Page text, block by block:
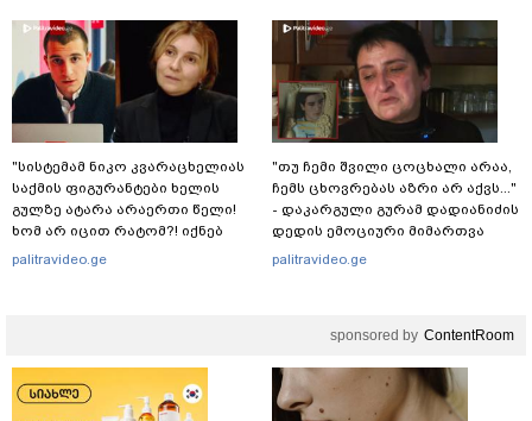
"სისტემამ ნიკო კვარაცხელიას
საქმის ფიგურანტები ხელის
გულზე ატარა არაერთი წელი!
ხომ არ იცით რატომ?! იქნებ
იმიტომ რომ თავად
palitravideo.ge
"თუ ჩემი შვილი ცოცხალი არაა,
ჩემს ცხოვრებას აზრი არ აქვს..."
- დაკარგული გურამ დადიანიძის
დედის ემოციური მიმართვა
palitravideo.ge
sponsored by ContentRoom